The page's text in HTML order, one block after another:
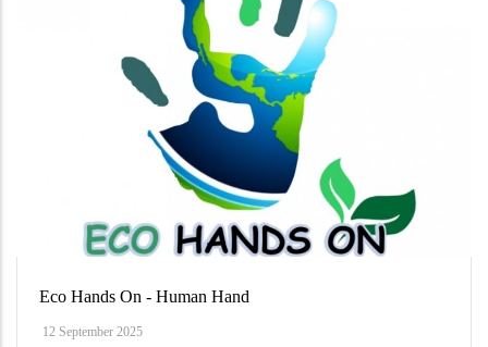
Eco Hands On - Human Hand
12 September 2025